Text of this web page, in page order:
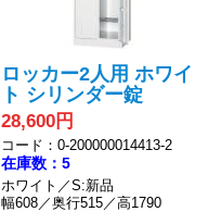
ロッカー2人用 ホワイ
ト シリンダー錠
28,600円
コード：0-200000014413-2
在庫数：5
ホワイト／S:新品
幅608／奥行515／高1790